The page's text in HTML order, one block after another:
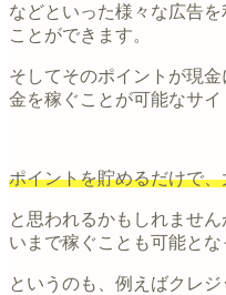
などといった様々な広告
ことができます。
そしてそのポイントが現
金を稼ぐことが可能なサイ
ポイントを貯めるだけで
と思われるかもしれませ
いまで稼ぐことも可能とな
というのも、例えばクレ